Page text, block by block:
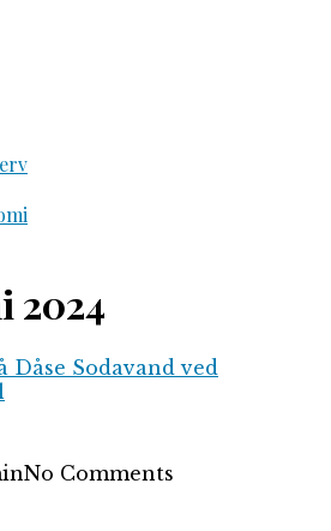
2024
No Comments